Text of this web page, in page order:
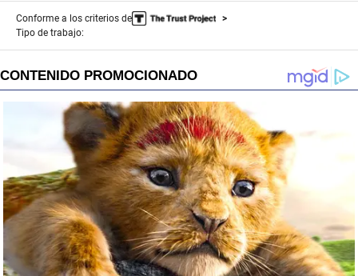
Conforme a los criterios de
Tipo de trabajo: